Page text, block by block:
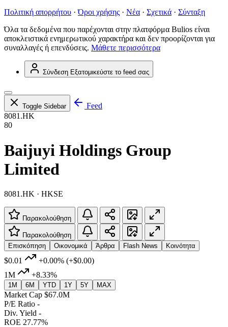
Πολιτική απορρήτου · Όροι χρήσης · Νέα · Σχετικά · Σύνταξη
Όλα τα δεδομένα που παρέχονται στην πλατφόρμα Bulios είναι
αποκλειστικά ενημερωτικού χαρακτήρα και δεν προορίζονται για
συναλλαγές ή επενδύσεις. Μάθετε περισσότερα
Σύνδεση Εξατομικεύστε το feed σας
Toggle Sidebar
Feed
8081.HK
80
Baijuyi Holdings Group
Limited
8081.HK · HKSE
Παρακολούθηση
Παρακολούθηση
Επισκόπηση
Οικονομικά Άρθρα Flash News Κοινότητα
$0.01 +0.00% (+$0.00)
1M
+8.33%
1M 6M YTD 1Y 5Y MAX
Market Cap $67.0M
P/E Ratio -
Div. Yield -
ROE 27.77%